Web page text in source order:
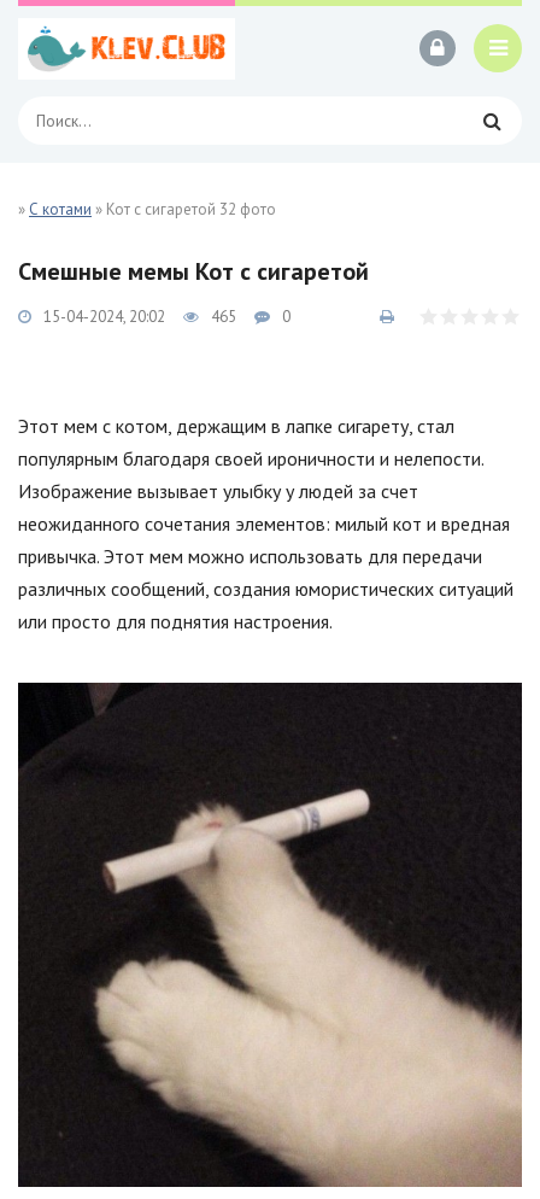
» С котами » Кот с сигаретой 32 фото
Смешные мемы Кот с сигаретой
15-04-2024, 20:02 465 0
Этот мем с котом, держащим в лапке сигарету, стал
популярным благодаря своей ироничности и нелепости.
Изображение вызывает улыбку у людей за счет
неожиданного сочетания элементов: милый кот и вредная
привычка. Этот мем можно использовать для передачи
различных сообщений, создания юмористических ситуаций
или просто для поднятия настроения.